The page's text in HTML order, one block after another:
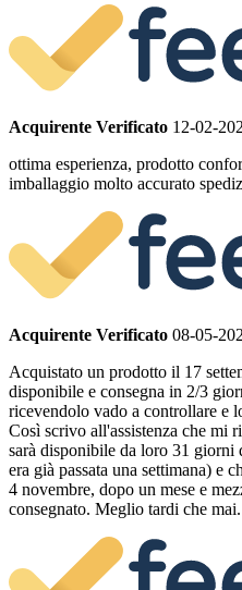
Acquirente Verificato 12-02-
ottima esperienza, prodotto
imballaggio molto accurato
Acquirente Verificato 08-05-
Acquistato un prodotto il 17
disponibile e consegna in 2/3
ricevendolo vado a controllare e
Così scrivo all'assistenza che mi
sarà disponibile da loro 31 giorni
era già passata una settimana) e
4 novembre, dopo un mese e
consegnato. Meglio tardi che